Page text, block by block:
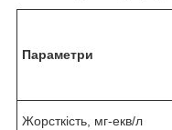
Параметри
Жорсткість, мг-екв/л